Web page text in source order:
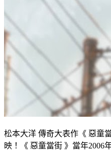
松本大洋 傳奇大表作《 惡童
映！《 惡童當街 》當年